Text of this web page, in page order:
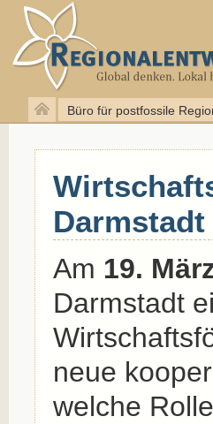
Büro für postfossile
Darmstadt
Am 19.
Darmstadt
neue
welche